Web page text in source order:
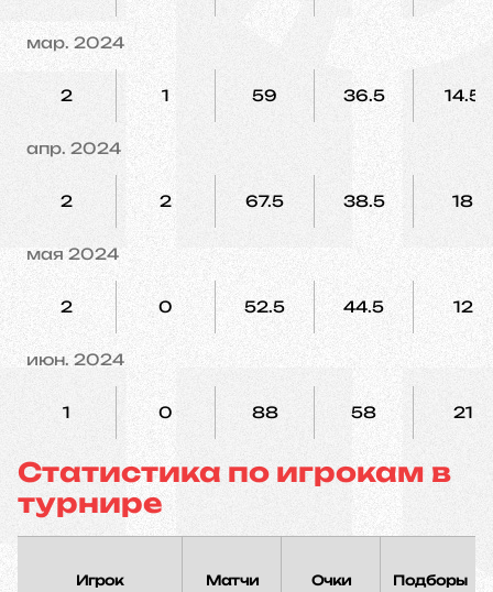
мар. 2024
2 1 59 36.5 14.5
апр. 2024
2 2 67.5 38.5 18
мая 2024
2 0 52.5 44.5 12
июн. 2024
1 0 88 58 21
Статистика по игрокам в
турнире
Игрок Матчи Очки Подборы